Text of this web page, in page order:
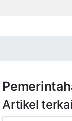
Artikel